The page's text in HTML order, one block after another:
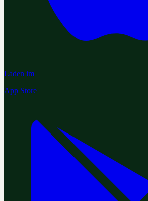
Laden im
App Store